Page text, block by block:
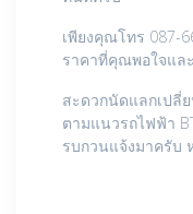
เพียงคุณโทร 087-
ราคาที่คุณพอใจแล
สะดวกนัดแลกเปลี่
ตามแนวรถไฟฟ้า
รบกวนแจ้งมาครับ